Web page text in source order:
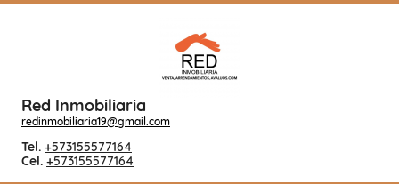
Red Inmobiliaria
redinmobiliaria19@gmail.com
Tel. +573155577164
Cel. +573155577164